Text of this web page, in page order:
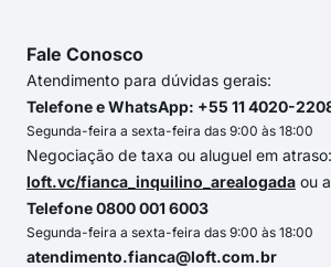
Fale Conosco
Atendimento para dúvidas gerais:
Telefone e WhatsApp: +55 11 4020-
Segunda-feira a sexta-feira das 9:00 às 18:00
Negociação de taxa ou aluguel em atraso:
loft.vc/fianca_inquilino_arealogada ou
Telefone 0800 001 6003
Segunda-feira a sexta-feira das 9:00 às 18:00
atendimento.fianca@loft.com.br